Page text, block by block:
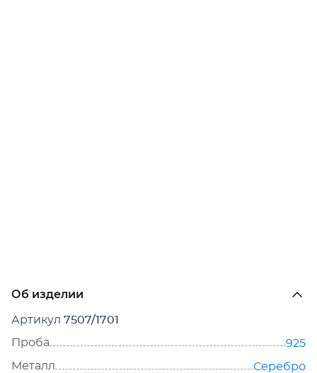
Об изделии
Артикул 7507/1701
Проба
925
Металл
Серебро